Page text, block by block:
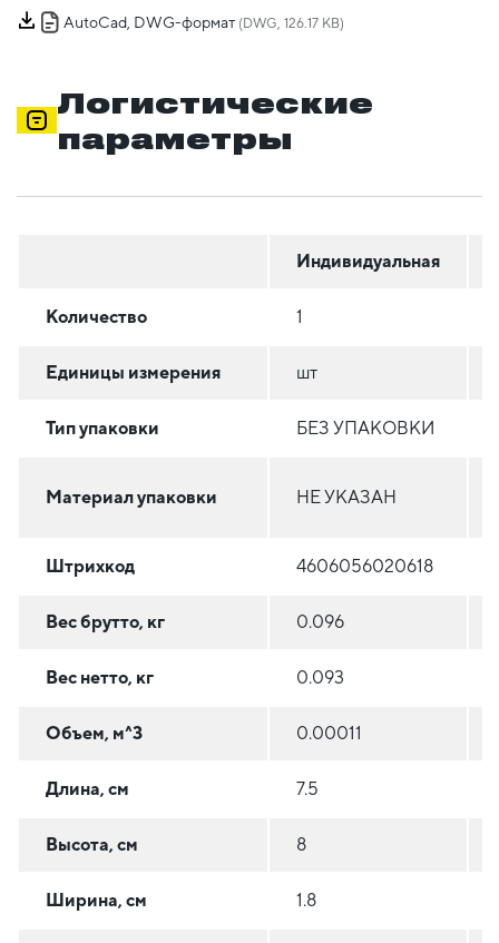
AutoCad, DWG-формат (DWG, 126.17 KB)
Логистические
параметры
Индивидуальная
Количество 1
Единицы измерения шт
Тип упаковки БЕЗ УПАКОВКИ
Материал упаковки НЕ УКАЗАН
Штрихкод 4606056020618
Вес брутто, кг 0.096
Вес нетто, кг 0.093
Объем, м^3 0.00011
Длина, см 7.5
Высота, см 8
Ширина, см 1.8